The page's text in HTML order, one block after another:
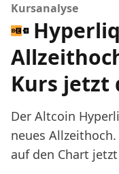
Kursanalyse
Kurs jetzt
Der Altcoin
neues
auf den Chart